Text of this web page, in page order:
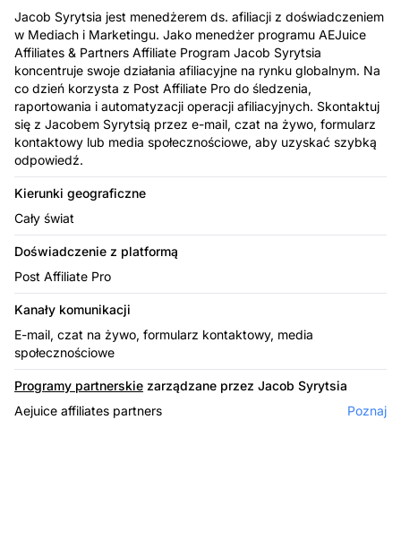
Jacob Syrytsia jest menedżerem ds. afiliacji z doświadczeniem
w Mediach i Marketingu. Jako menedżer programu AEJuice
Affiliates & Partners Affiliate Program Jacob Syrytsia
koncentruje swoje działania afiliacyjne na rynku globalnym. Na
co dzień korzysta z Post Affiliate Pro do śledzenia,
raportowania i automatyzacji operacji afiliacyjnych. Skontaktuj
się z Jacobem Syrytsią przez e-mail, czat na żywo, formularz
kontaktowy lub media społecznościowe, aby uzyskać szybką
odpowiedź.
Kierunki geograficzne
Cały świat
Doświadczenie z platformą
Post Affiliate Pro
Kanały komunikacji
E-mail, czat na żywo, formularz kontaktowy, media
społecznościowe
Programy partnerskie zarządzane przez Jacob Syrytsia
Aejuice affiliates partners
Poznaj